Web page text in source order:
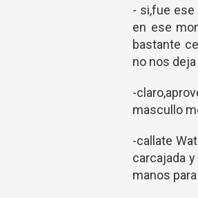
- si,fue
en ese
bastante
no nos
-
mascullo
-callate
carcajada
manos